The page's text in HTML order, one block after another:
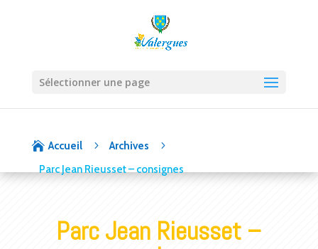
Sélectionner une page
 Accueil 5 Archives
5
Parc Jean Rieusset – consignes
Parc Jean Rieusset –